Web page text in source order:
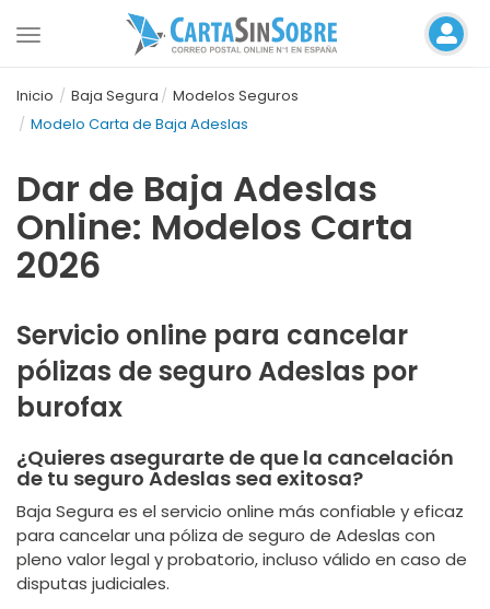
Toggle
Inicio Baja Segura
Modelos Seguros
Modelo Carta de Baja Adeslas
Dar de Baja Adeslas
Online: Modelos Carta
2026
Servicio online para cancelar
pólizas de seguro Adeslas por
burofax
¿Quieres asegurarte de que la cancelación
de tu seguro Adeslas sea exitosa?
Baja Segura es el servicio online más confiable y eficaz
para cancelar una póliza de seguro de Adeslas con
pleno valor legal y probatorio, incluso válido en caso de
disputas judiciales.